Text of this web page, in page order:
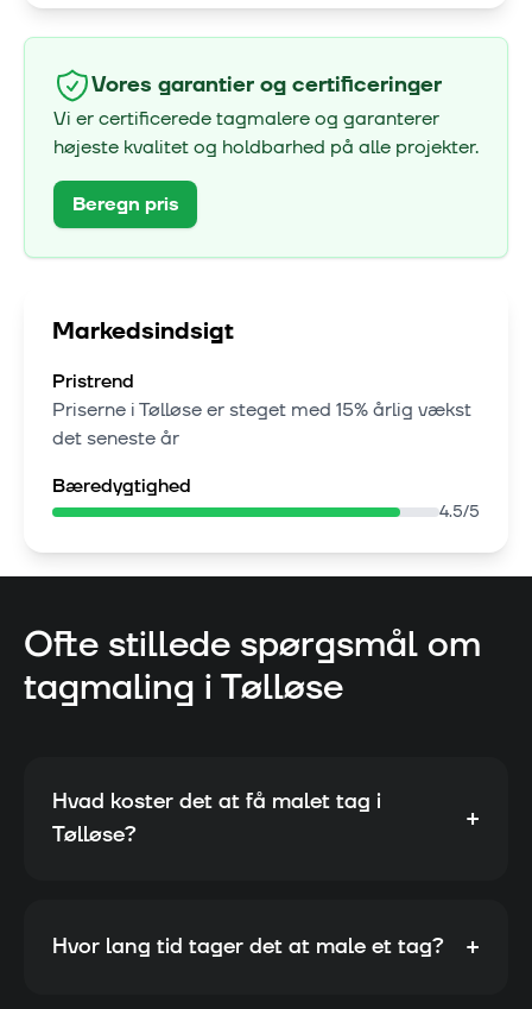
Vores garantier og certificeringer
Vi er certificerede tagmalere og garanterer
højeste kvalitet og holdbarhed på alle projekter.
Beregn pris
Markedsindsigt
Pristrend
Priserne iTølløseer steget med 15% årlig vækst
det seneste år
Bæredygtighed
4.5/5
Ofte stillede spørgsmål om
tagmaling i Tølløse
Hvad koster det at få malet tag i
Tølløse?
+
Hvor lang tid tager det at male et tag? +